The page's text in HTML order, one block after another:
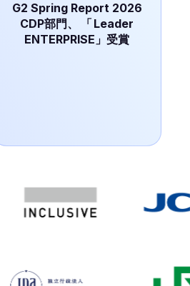
G2 Spring Report 2026
CDP部門、
「 Leader
ENTERPRISE」受賞